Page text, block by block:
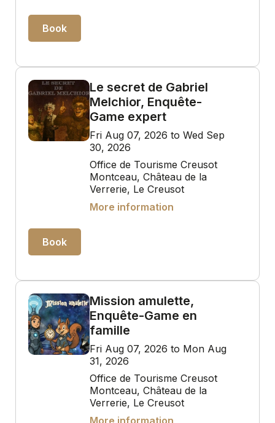
Book
Le secret de Gabriel
Melchior, Enquête-
Game expert
Fri Aug 07, 2026 to Wed Sep
30, 2026
Office de Tourisme Creusot
Montceau, Château de la
Verrerie, Le Creusot
More information
Book
Mission amulette,
Enquête-Game en
famille
Fri Aug 07, 2026 to Mon Aug
31, 2026
Office de Tourisme Creusot
Montceau, Château de la
Verrerie, Le Creusot
More information